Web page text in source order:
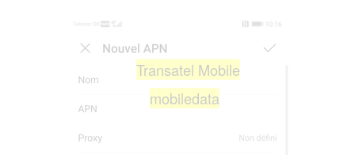
mobiledata
Transatel Mobile